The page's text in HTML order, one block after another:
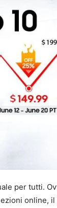
per tutti.
online,